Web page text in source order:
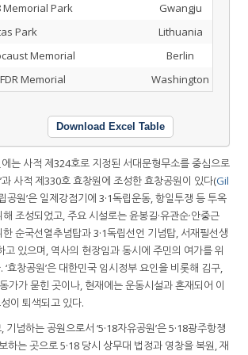
Memorial Park
Gwangju
Park
Lithuania
Memorial
Berlin
Memorial
Washington
Download Excel Table
는 사적 제324호로 지정된 서대문형무소를 중심으로
과 사적 제330호 효창원에 조성한 효창공원이 있다(Gil
공원’은 일제강점기에 3·1독립운동, 항일투쟁 등 투옥
조성되었고, 주요 시설로는 윤봉길·유관순·안중근
순국선열추념탑과 3·1독립선언 기념탑, 서재필선생
고 있으며, 역사의 현장임과 동시에 주민의 여가를 위
효창공원’은 대한민국 임시정부 요인을 비롯해 김구,
가가 묻힌 곳이나, 현재에는 운동시설과 혼재되어 이
이 퇴색되고 있다.
념하는 공원으로서 ‘5·18자유공원’은 5·18광주항쟁
하는 곳으로 5·18 당시 상무대 법정과 영창을 복원, 재